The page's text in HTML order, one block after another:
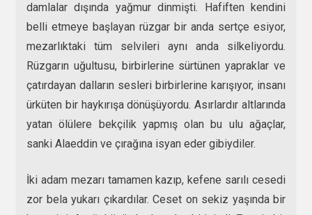
damlalar dışında yağmur dinmişti. Hafiften kendini
belli etmeye başlayan rüzgar bir anda sertçe esiyor,
mezarlıktaki tüm selvileri aynı anda silkeliyordu.
Rüzgarın uğultusu, birbirlerine sürtünen yapraklar ve
çatırdayan dalların sesleri birbirlerine karışıyor, insanı
ürküten bir haykırışa dönüşüyordu. Asırlardır altlarında
yatan ölülere bekçilik yapmış olan bu ulu ağaçlar,
sanki Alaeddin ve çırağına isyan eder gibiydiler.
İki adam mezarı tamamen kazıp, kefene sarılı cesedi
zor bela yukarı çıkardılar. Ceset on sekiz yaşında bir